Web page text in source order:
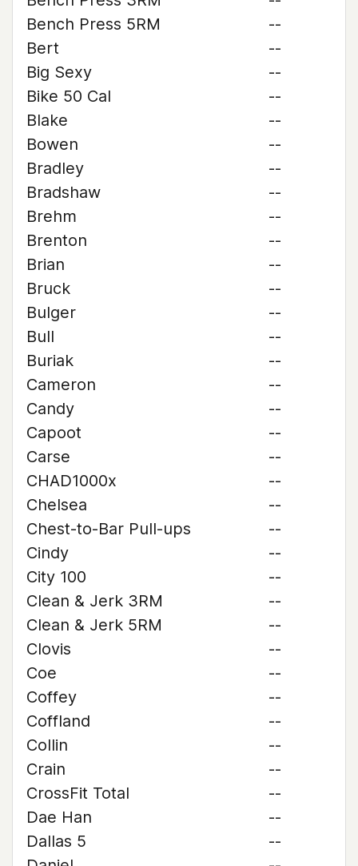
Bench Press 5RM
--
Bert
--
Big Sexy
--
Bike 50 Cal
--
Blake
--
Bowen
--
Bradley
--
Bradshaw
--
Brehm
--
Brenton
--
Brian
--
Bruck
--
Bulger
--
Bull
--
Buriak
--
Cameron
--
Candy
--
Capoot
--
Carse
--
CHAD1000x
--
Chelsea
--
Chest-to-Bar Pull-ups
--
Cindy
--
City 100
--
Clean & Jerk 3RM
--
Clean & Jerk 5RM
--
Clovis
--
Coe
--
Coffey
--
Coffland
--
Collin
--
Crain
--
CrossFit Total
--
Dae Han
--
Dallas 5
--